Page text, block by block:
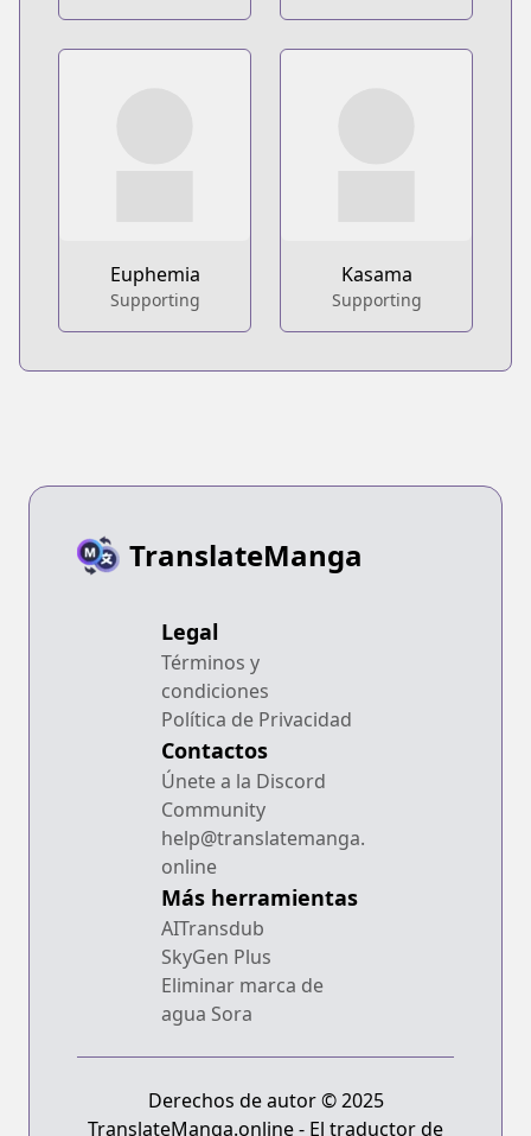
Euphemia
Supporting
Kasama
Supporting
TranslateManga
Legal
Términos y
condiciones
Política de Privacidad
Contactos
Únete a la Discord
Community
help@translatemanga.
online
Más herramientas
AITransdub
SkyGen Plus
Eliminar marca de
agua Sora
Derechos de autor © 2025
TranslateManga.online - El traductor de